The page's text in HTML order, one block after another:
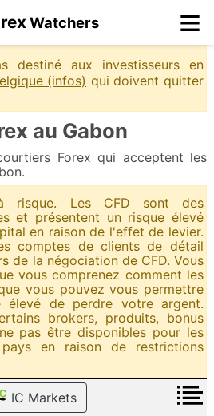
Watchers ≡
destiné aux investisseurs en
(infos) qui doivent quitter
au Gabon
Forex qui acceptent les
risque. Les CFD sont des
et présentent un risque élevé
en raison de l'effet de levier.
comptes de clients de détail
de la négociation de CFD. Vous
vous comprenez comment les
vous pouvez vous permettre
élevé de perdre votre argent.
brokers, produits, bonus
pas être disponibles pour les
en raison de restrictions
IC Markets